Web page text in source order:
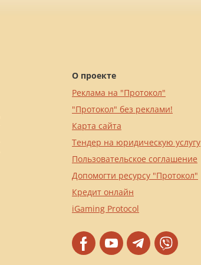
О проекте
Реклама на "Протокол"
"Протокол" без реклами!
Карта сайта
Тендер на юридическую услугу
Пользовательское соглашение
Допомогти ресурсу "Протокол"
Кредит онлайн
iGaming Protocol